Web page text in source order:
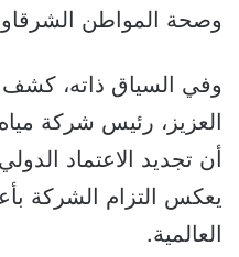
وصحة المواطن
وفي السياق ذاته،
العزيز، رئيس شركة
أن تجديد الاعتماد
يعكس التزام الشركة
العالمية.